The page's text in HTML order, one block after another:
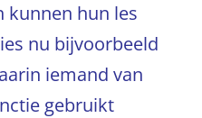
kunnen hun les
nu bijvoorbeeld
iemand van
gebruikt